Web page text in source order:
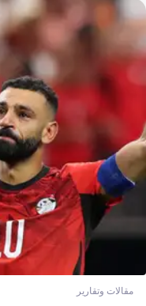
مقالات وتقارير